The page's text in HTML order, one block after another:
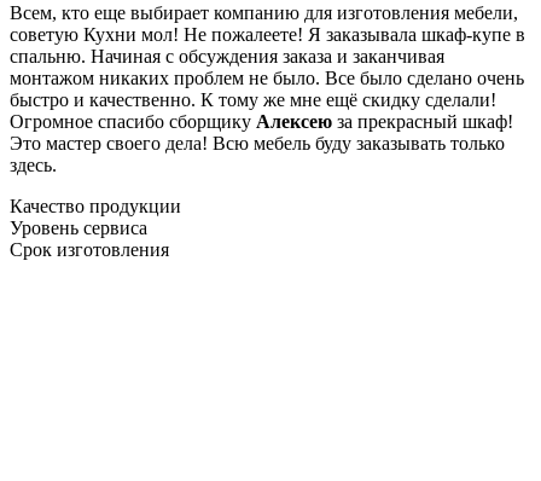
Всем, кто еще выбирает компанию для изготовления мебели,
советую Кухни мол! Не пожалеете! Я заказывала шкаф-купе в
спальню. Начиная с обсуждения заказа и заканчивая
монтажом никаких проблем не было. Все было сделано очень
быстро и качественно. К тому же мне ещё скидку сделали!
Огромное спасибо сборщику Алексею за прекрасный шкаф!
Это мастер своего дела! Всю мебель буду заказывать только
здесь.
Качество продукции
Уровень сервиса
Срок изготовления